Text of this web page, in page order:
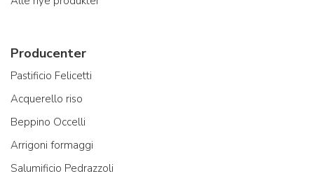
Producenter
Pastificio Felicetti
Acquerello riso
Beppino Occelli
Arrigoni formaggi
Salumificio Pedrazzoli